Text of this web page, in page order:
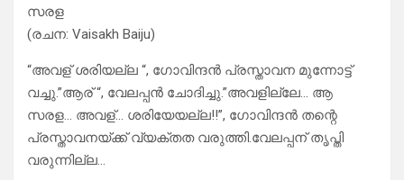
സരള
(രചന: Vaisakh Baiju)
“അവള് ശരിയല്ല “, ഗോവിന്ദൻ പ്രസ്താവന മുന്നോട്ട്
വച്ചു.”ആര് “, വേലപ്പൻ ചോദിച്ചു.”അവളില്ലേ… ആ
സരള… അവള്… ശരിയേയല്ല!!”, ഗോവിന്ദൻ തന്റെ
പ്രസ്താവനയ്ക്ക് വ്യക്തത വരുത്തി.വേലപ്പന് തൃപ്തി
വരുന്നില്ല…